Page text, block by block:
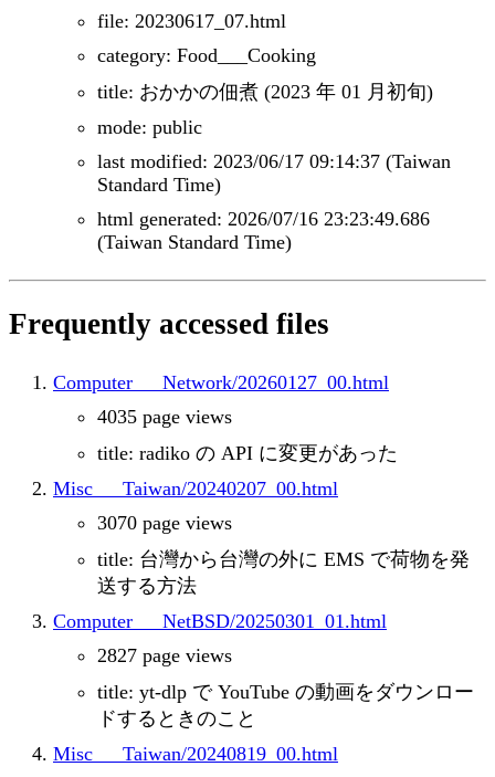
file: 20230617_07.html
category: Food___Cooking
title: おかかの佃煮 (2023 年 01 月初旬)
mode: public
last modified: 2023/06/17 09:14:37 (Taiwan
Standard Time)
html generated: 2026/07/16 23:23:49.686
(Taiwan Standard Time)
Frequently accessed files
Computer___Network/20260127_00.html
4035 page views
title: radiko の API に変更があった
Misc___Taiwan/20240207_00.html
3070 page views
title: 台灣から台灣の外に EMS で荷物を発
送する方法
Computer___NetBSD/20250301_01.html
2827 page views
title: yt-dlp で YouTube の動画をダウンロー
ドするときのこと
Misc___Taiwan/20240819_00.html